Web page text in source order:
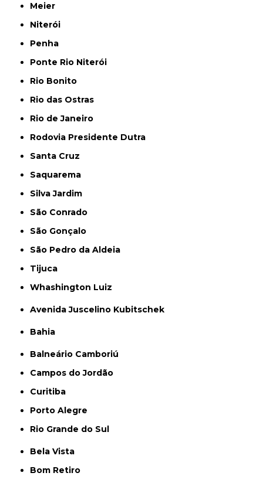
Meier
Niterói
Penha
Ponte Rio Niterói
Rio Bonito
Rio das Ostras
Rio de Janeiro
Rodovia Presidente Dutra
Santa Cruz
Saquarema
Silva Jardim
São Conrado
São Gonçalo
São Pedro da Aldeia
Tijuca
Whashington Luiz
Avenida Juscelino Kubitschek
Bahia
Balneário Camboriú
Campos do Jordão
Curitiba
Porto Alegre
Rio Grande do Sul
Bela Vista
Bom Retiro